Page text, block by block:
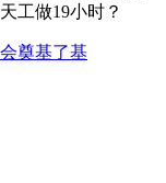
工做19小时？
奠基了基